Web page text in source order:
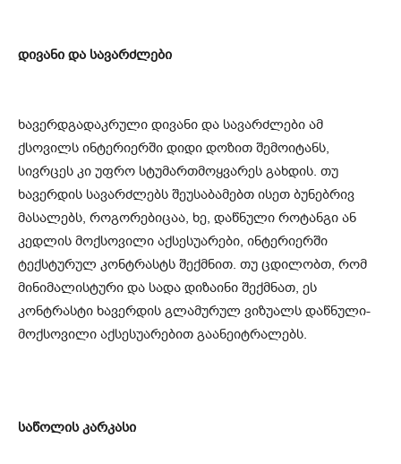
დივანი და სავარძლები
ხავერდგადაკრული დივანი და სავარძლები ამ
ქსოვილს ინტერიერში დიდი დოზით შემოიტანს,
სივრცეს კი უფრო სტუმართმოყვარეს გახდის. თუ
ხავერდის სავარძლებს შეუსაბამებთ ისეთ ბუნებრივ
მასალებს, როგორებიცაა, ხე, დაწნული როტანგი ან
კედლის მოქსოვილი აქსესუარები, ინტერიერში
ტექსტურულ კონტრასტს შექმნით. თუ ცდილობთ, რომ
მინიმალისტური და სადა დიზაინი შექმნათ, ეს
კონტრასტი ხავერდის გლამურულ ვიზუალს დაწნული-
მოქსოვილი აქსესუარებით გაანეიტრალებს.
საწოლის კარკასი